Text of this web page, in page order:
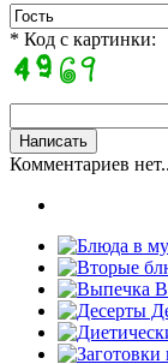
* Код с картинки:
Комментариев нет..